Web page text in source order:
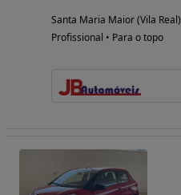
Santa Maria Maior (Vila Real)
Profissional • Para o topo